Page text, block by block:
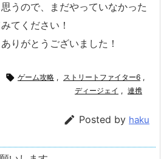
うので、まだやっていなかった
てください！
りがとうございました！
 ゲーム攻略 , ストリートファイター6 ,
ディージェイ , 連携
 Posted by haku